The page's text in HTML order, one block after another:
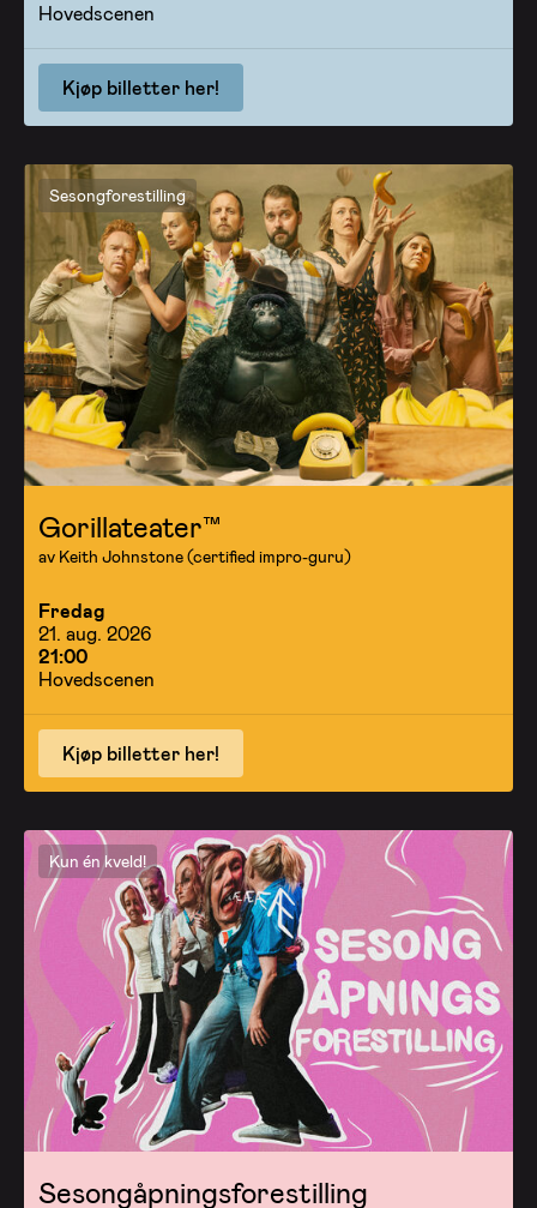
Hovedscenen
Kjøp billetter her!
Sesongforestilling
Gorillateater™
av Keith Johnstone (certified impro-guru)
Fredag
21. aug. 2026
21:00
Hovedscenen
Kjøp billetter her!
Kun én kveld!
Sesongåpningsforestilling